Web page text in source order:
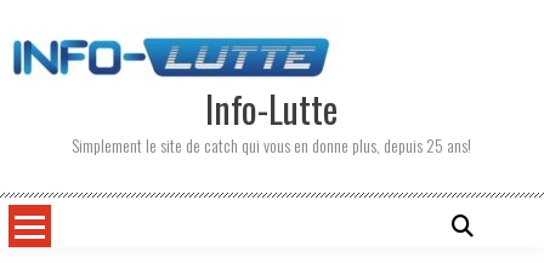
to
content
Info-Lutte
Simplement le site de catch qui vous en donne plus, depuis 25 ans!